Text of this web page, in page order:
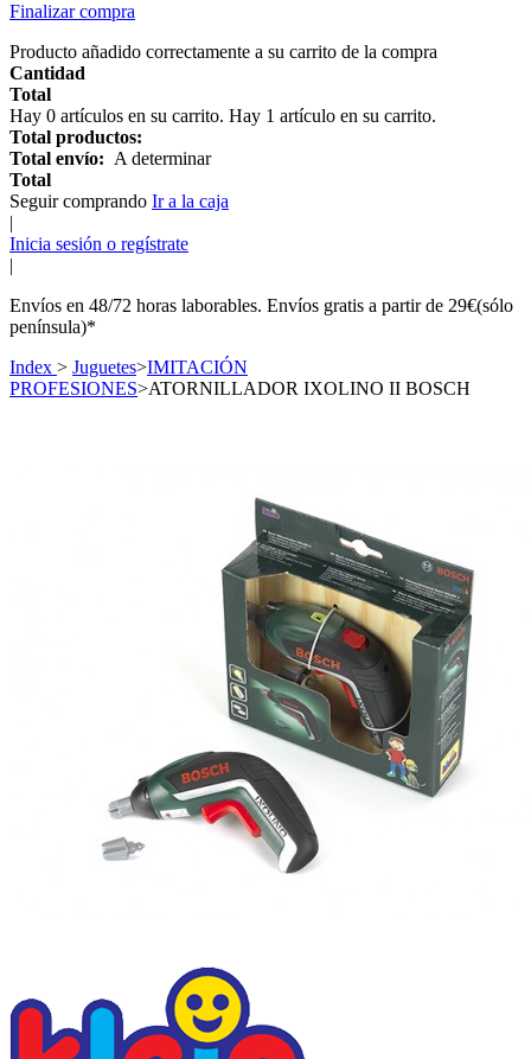
Finalizar compra
Producto añadido correctamente a su carrito de la compra
Cantidad
Total
Hay 0 artículos en su carrito. Hay 1 artículo en su carrito.
Total productos:
Total envío: A determinar
Total
Seguir comprando Ir a la caja
|
Inicia sesión o regístrate
|
Envíos en 48/72 horas laborables. Envíos gratis a partir de 29€(sólo
península)*
Index > Juguetes>IMITACIÓN
PROFESIONES>ATORNILLADOR IXOLINO II BOSCH